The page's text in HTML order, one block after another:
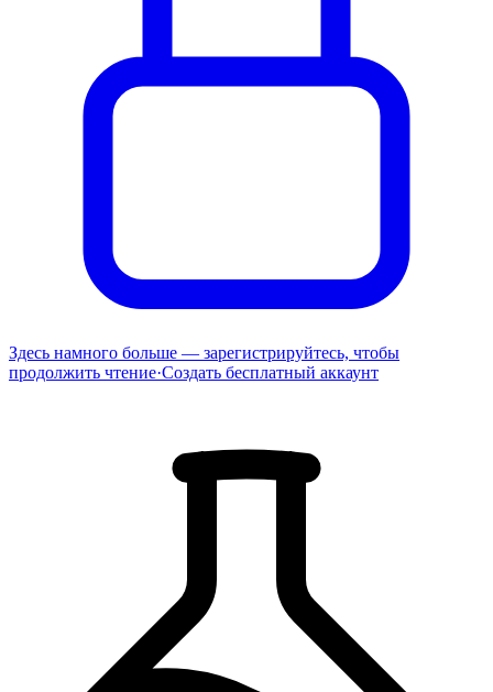
Здесь намного больше — зарегистрируйтесь, чтобы
продолжить чтение·Создать бесплатный аккаунт